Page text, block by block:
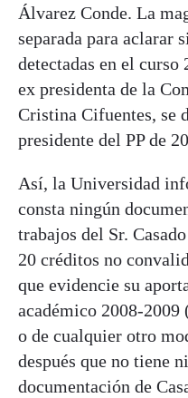
Álvarez Conde. La
separada para aclarar
detectadas en el curso
ex presidenta de la
Cristina Cifuentes, se
presidente del PP de
Así, la Universidad
consta ningún
trabajos del Sr.
20 créditos no
que evidencie su
académico 2008-
o de cualquier otro
después que no tiene
documentación de